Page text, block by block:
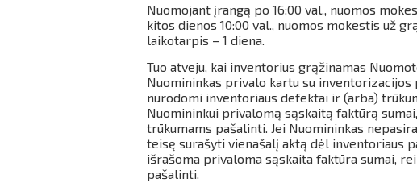
Nuomojant įrangą po 16:00 val., nuomos
kitos dienos 10:00 val., nuomos mokestis už
laikotarpis – 1 diena.
Tuo atveju, kai inventorius grąžinamas
Nuomininkas privalo kartu su
nurodomi inventoriaus defektai ir (arba)
Nuomininkui privalomą sąskaitą faktūrą
trūkumams pašalinti. Jei Nuomininkas
teisę surašyti vienašalį aktą dėl inventoriaus
išrašoma privaloma sąskaita faktūra sumai,
pašalinti.